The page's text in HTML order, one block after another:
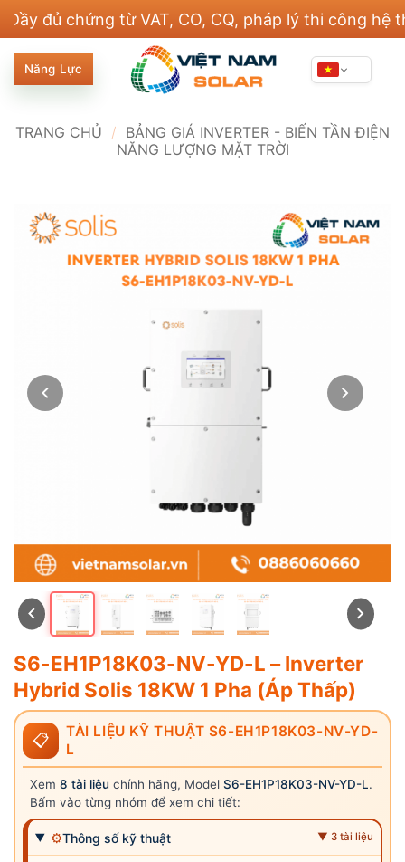
Bỏ
nội
dung
chứng từ VAT, CO, CQ, pháp lý thi công hệ thống
Năng Lực
TRANG CHỦ / BẢNG GIÁ INVERTER - BIẾN TẦN ĐIỆN
NĂNG LƯỢNG MẶT TRỜI
S6-EH1P18K03-NV-YD-L – Inverter
Hybrid Solis 18KW 1 Pha (Áp Thấp)
📋
TÀI LIỆU KỸ THUẬT S6-EH1P18K03-NV-YD-
L
Xem 8 tài liệu chính hãng, Model S6-EH1P18K03-NV-YD-L.
Bấm vào từng nhóm để xem chi tiết:
⚙Thông số kỹ thuật ▼ 3 tài liệu